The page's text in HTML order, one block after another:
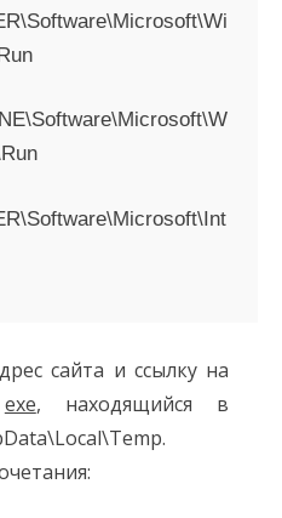
сайта и ссылку на
exe, находящийся в